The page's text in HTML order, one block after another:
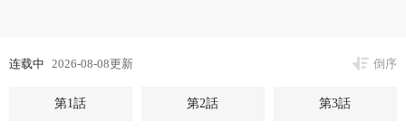
连载中 2026-08-08更新 倒序
第1話 第2話 第3話